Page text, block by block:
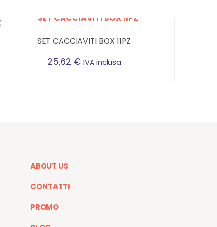
SET CACCIAVITI BOX 11PZ
25,62 € IVA inclusa
ABOUT US
CONTATTI
PROMO